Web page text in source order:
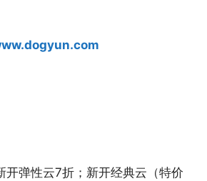
开弹性云7折；新开经典云（特价